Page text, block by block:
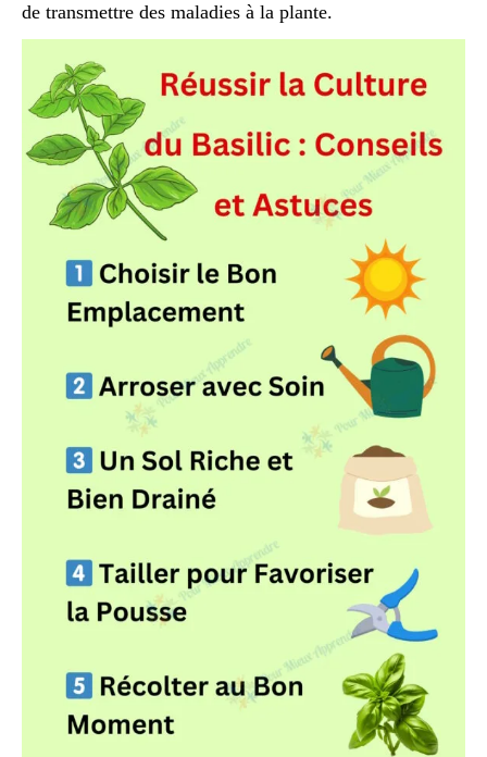
de transmettre des maladies à la plante.